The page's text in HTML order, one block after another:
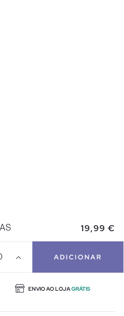
19,99 €
ADICIONAR
ENVIO AO LOJAGRÁTIS